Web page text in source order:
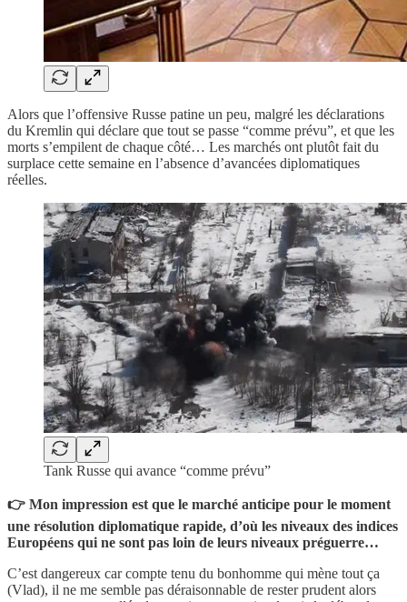
Alors que l’offensive Russe patine un peu, malgré les déclarations
du Kremlin qui déclare que tout se passe “comme prévu”, et que les
morts s’empilent de chaque côté… Les marchés ont plutôt fait du
surplace cette semaine en l’absence d’avancées diplomatiques
réelles.
Tank Russe qui avance “comme prévu”
👉 Mon impression est que le marché anticipe pour le moment
une résolution diplomatique rapide, d’où les niveaux des indices
Européens qui ne sont pas loin de leurs niveaux préguerre…
C’est dangereux car compte tenu du bonhomme qui mène tout ça
(Vlad), il ne me semble pas déraisonnable de rester prudent alors